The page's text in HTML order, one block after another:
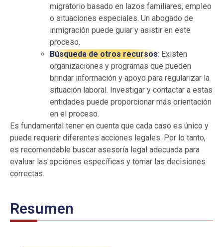
migratorio basado en lazos familiares, empleo
o situaciones especiales. Un abogado de
inmigración puede guiar y asistir en este
proceso.
Búsqueda de otros recursos: Existen
organizaciones y programas que pueden
brindar información y apoyo para regularizar la
situación laboral. Investigar y contactar a estas
entidades puede proporcionar más orientación
en el proceso.
Es fundamental tener en cuenta que cada caso es único y
puede requerir diferentes acciones legales. Por lo tanto,
es recomendable buscar asesoría legal adecuada para
evaluar las opciones específicas y tomar las decisiones
correctas.
Resumen